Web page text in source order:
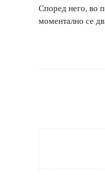
Според него, во
моментално се